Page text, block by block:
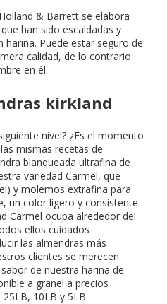
& Barrett se elabora
han sido escaldadas y
Puede estar seguro de
calidad, de lo contrario
en él.
kirkland
nivel? ¿Es el momento
mismas recetas de
blanqueada ultrafina de
variedad Carmel, que
y molemos extrafina para
un color ligero y consistente
Carmel ocupa alrededor del
ellos cuidados
las almendras más
clientes se merecen
de nuestra harina de
a granel a precios
10LB y 5LB